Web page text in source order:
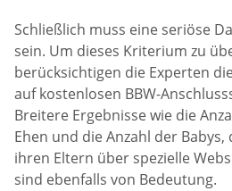
Schließlich muss eine seriöse
sein. Um dieses Kriterium zu
berücksichtigen die Experten
auf kostenlosen BBW-
Breitere Ergebnisse wie die
Ehen und die Anzahl der
ihren Eltern über spezielle
sind ebenfalls von Bedeutung.